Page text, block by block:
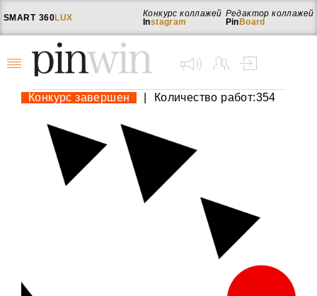
SMART 360LUX
Редактор коллажей
Pin Board
Конкурс коллажей
Instagram
Конкурс завершен Количество работ:354